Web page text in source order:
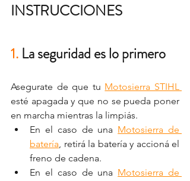
INSTRUCCIONES
1. La seguridad es lo primero
Asegurate de que tu Motosierra STIHL
esté apagada y que no se pueda poner
en marcha mientras la limpiás.
En el caso de una Motosierra de
batería, retirá la batería y accioná el
freno de cadena.
En el caso de una Motosierra de